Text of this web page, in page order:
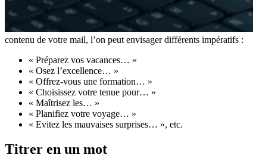
contenu de votre mail, l’on peut envisager différents impératifs :
« Préparez vos vacances… »
« Osez l’excellence… »
« Offrez-vous une formation… »
« Choisissez votre tenue pour… »
« Maîtrisez les… »
« Planifiez votre voyage… »
« Evitez les mauvaises surprises… », etc.
Titrer en un mot